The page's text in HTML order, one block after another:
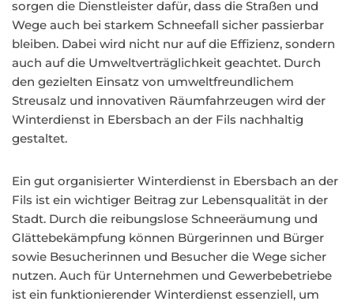
sorgen die Dienstleister dafür, dass die Straßen und
Wege auch bei starkem Schneefall sicher passierbar
bleiben. Dabei wird nicht nur auf die Effizienz, sondern
auch auf die Umweltverträglichkeit geachtet. Durch
den gezielten Einsatz von umweltfreundlichem
Streusalz und innovativen Räumfahrzeugen wird der
Winterdienst in Ebersbach an der Fils nachhaltig
gestaltet.
Ein gut organisierter Winterdienst in Ebersbach an der
Fils ist ein wichtiger Beitrag zur Lebensqualität in der
Stadt. Durch die reibungslose Schneeräumung und
Glättebekämpfung können Bürgerinnen und Bürger
sowie Besucherinnen und Besucher die Wege sicher
nutzen. Auch für Unternehmen und Gewerbebetriebe
ist ein funktionierender Winterdienst essenziell, um